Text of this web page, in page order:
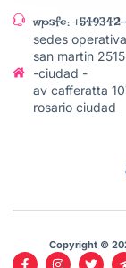
wpsfe:
sedes
san martin
-ciudad -
av cafferatta
rosario ciudad
Copyright ©